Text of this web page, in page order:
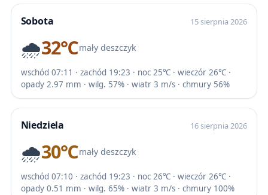
Sobota 15 sierpnia 2026
🌧️32℃mały deszczyk
wschód 07:11 · zachód 19:23 · noc 25℃ · wieczór 26℃ ·
opady 2.97 mm · wilg. 57% · wiatr 3 m/s · chmury 56%
Niedziela 16 sierpnia 2026
🌧️30℃mały deszczyk
wschód 07:10 · zachód 19:23 · noc 26℃ · wieczór 26℃ ·
opady 0.51 mm · wilg. 65% · wiatr 3 m/s · chmury 100%